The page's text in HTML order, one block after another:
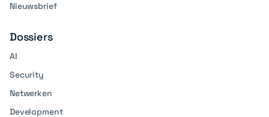
Nieuwsbrief
Dossiers
AI
Security
Netwerken
Development